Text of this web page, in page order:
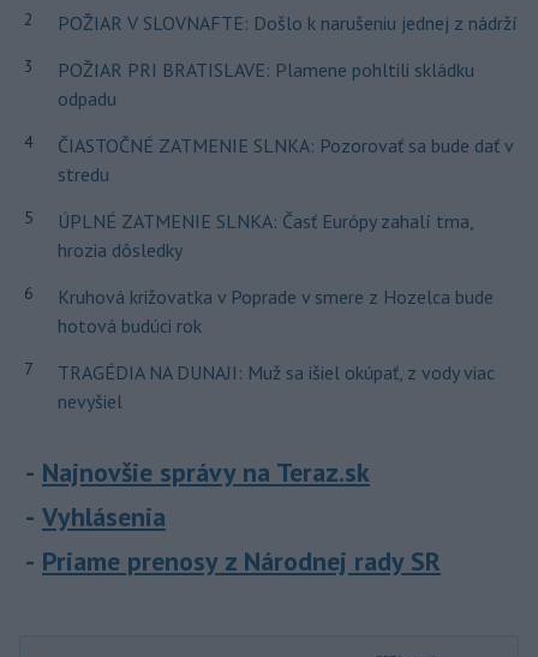
2 POŽIAR V SLOVNAFTE: Došlo k narušeniu jednej z nádrží
3
POŽIAR PRI BRATISLAVE: Plamene pohltili skládku
odpadu
4
ČIASTOČNÉ ZATMENIE SLNKA: Pozorovať sa bude dať v
stredu
5
ÚPLNÉ ZATMENIE SLNKA: Časť Európy zahalí tma,
hrozia dôsledky
6
Kruhová križovatka v Poprade v smere z Hozelca bude
hotová budúci rok
7
TRAGÉDIA NA DUNAJI: Muž sa išiel okúpať, z vody viac
nevyšiel
Najnovšie správy na Teraz.sk
Vyhlásenia
Priame prenosy z Národnej rady SR